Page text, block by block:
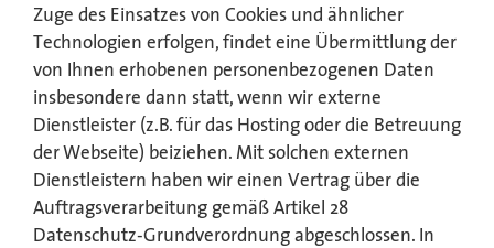
Zuge des Einsatzes von Cookies und ähnlicher
Technologien erfolgen, findet eine Übermittlung der
von Ihnen erhobenen personenbezogenen Daten
insbesondere dann statt, wenn wir externe
Dienstleister (z.B. für das Hosting oder die Betreuung
der Webseite) beiziehen. Mit solchen externen
Dienstleistern haben wir einen Vertrag über die
Auftragsverarbeitung gemäß Artikel 28
Datenschutz-Grundverordnung abgeschlossen. In